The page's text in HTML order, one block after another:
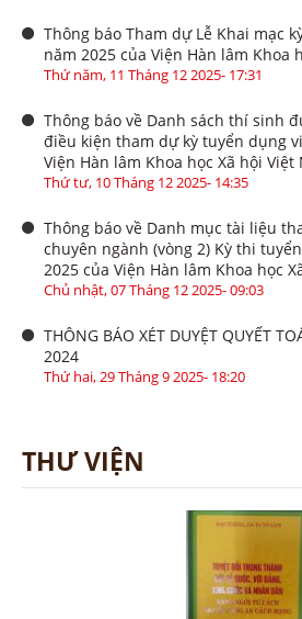
Thông báo Tham dự Lễ Khai mạc
năm 2025 của Viện Hàn lâm Khoa
Thứ năm, 11 Tháng 12 2025- 17:31
Thông báo về Danh sách thí sinh
điều kiện tham dự kỳ tuyển dụng
Viện Hàn lâm Khoa học Xã hội Việt
Thứ tư, 10 Tháng 12 2025- 14:35
Thông báo về Danh mục tài liệu
chuyên ngành (vòng 2) Kỳ thi
2025 của Viện Hàn lâm Khoa học
Chủ nhật, 07 Tháng 12 2025- 09:03
THÔNG BÁO XÉT DUYỆT QUYẾT
2024
Thứ hai, 29 Tháng 9 2025- 18:20
THƯ VIỆN